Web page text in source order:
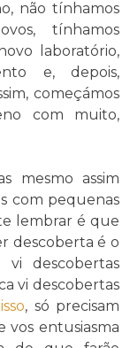
não tínhamos
tínhamos
laboratório,
e, depois,
começámos
com muito,
mesmo assim
com pequenas
lembrar é que
descoberta é o
vi descobertas
vi descobertas
, só precisam
entusiasma